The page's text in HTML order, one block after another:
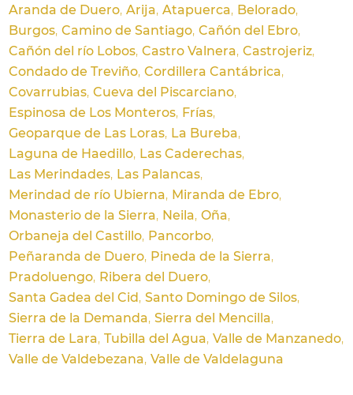
Aranda de Duero Arija Atapuerca Belorado
Burgos Camino de Santiago Cañón del Ebro
Cañón del río Lobos Castro Valnera Castrojeriz
Condado de Treviño Cordillera Cantábrica
Covarrubias Cueva del Piscarciano
Espinosa de Los Monteros Frías
Geoparque de Las Loras La Bureba
Laguna de Haedillo Las Caderechas
Las Merindades Las Palancas
Merindad de río Ubierna Miranda de Ebro
Monasterio de la Sierra Neila Oña
Orbaneja del Castillo Pancorbo
Peñaranda de Duero Pineda de la Sierra
Pradoluengo Ribera del Duero
Santa Gadea del Cid Santo Domingo de Silos
Sierra de la Demanda Sierra del Mencilla
Tierra de Lara Tubilla del Agua Valle de Manzanedo
Valle de Valdebezana Valle de Valdelaguna